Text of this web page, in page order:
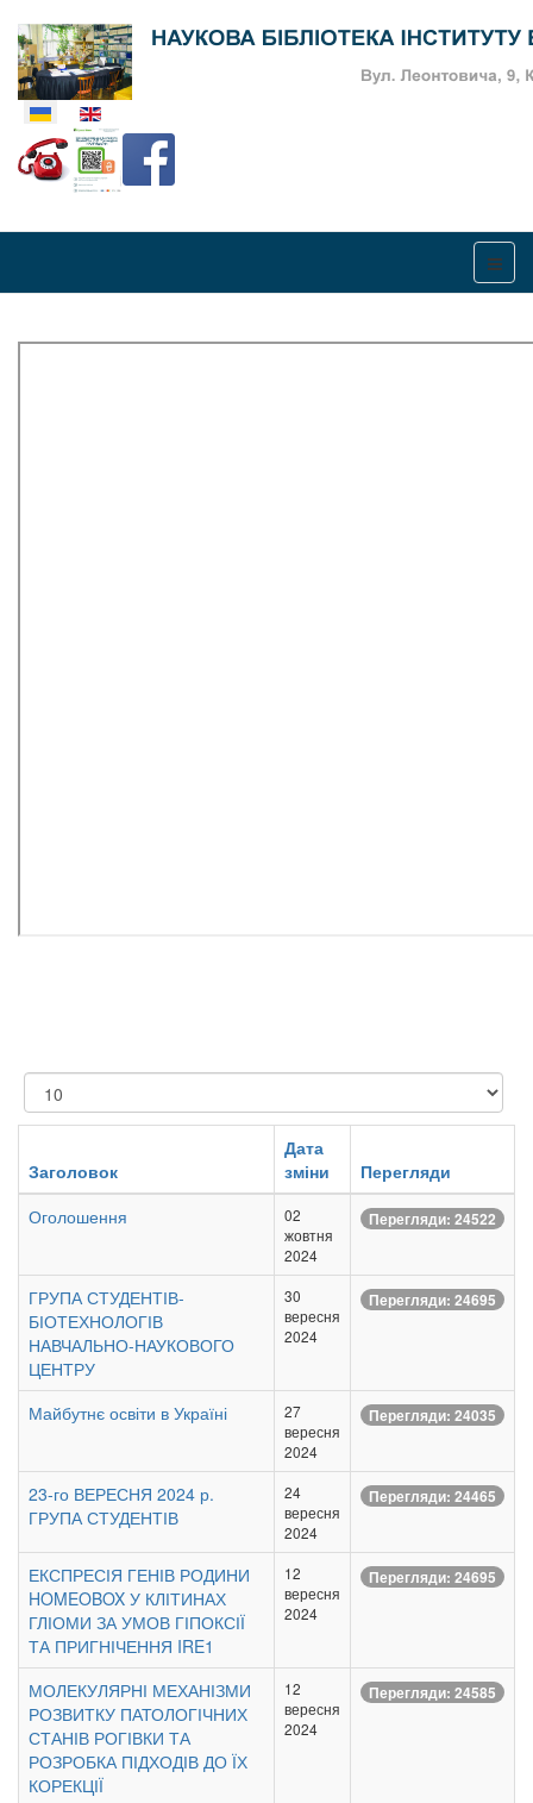
Оберіть свою мову
Показувати
Заголовок
Дата
зміни
Перегляди
Оголошення
02
жовтня
2024
Перегляди: 24522
ГРУПА СТУДЕНТІВ-
БІОТЕХНОЛОГІВ
НАВЧАЛЬНО-НАУКОВОГО
ЦЕНТРУ
30
вересня
2024
Перегляди: 24695
Майбутнє освіти в Україні
27
вересня
2024
Перегляди: 24035
23-го ВЕРЕСНЯ 2024 р.
ГРУПА СТУДЕНТІВ
24
вересня
2024
Перегляди: 24465
ЕКСПРЕСІЯ ГЕНІВ РОДИНИ
HOMEOBOX У КЛІТИНАХ
ГЛІОМИ ЗА УМОВ ГІПОКСІЇ
ТА ПРИГНІЧЕННЯ IRE1
12
вересня
2024
Перегляди: 24695
МОЛЕКУЛЯРНІ МЕХАНІЗМИ
РОЗВИТКУ ПАТОЛОГІЧНИХ
СТАНІВ РОГІВКИ ТА
РОЗРОБКА ПІДХОДІВ ДО ЇХ
КОРЕКЦІЇ
12
вересня
2024
Перегляди: 24585